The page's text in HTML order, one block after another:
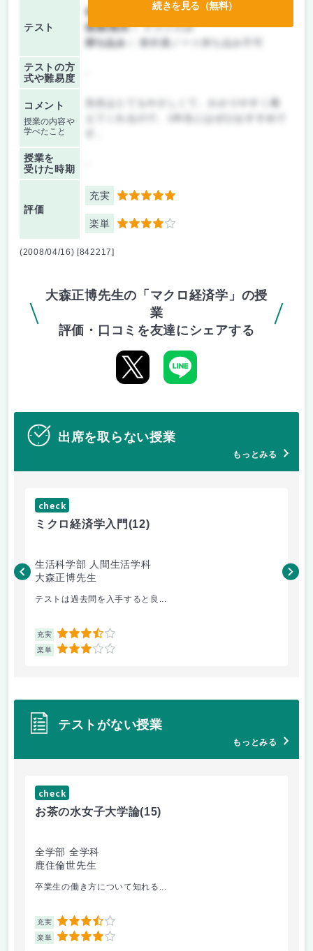
テスト
前期/中間：
レポートのみ
後期/期末：テストのみ
持ち込み：
教科書ノート持ち込み不可
テストの方
式や難易度
コメント
授業の内容や
学べたこと
授業を
受けた時期
評価
充実 5
楽単 4
続きを見る（無料）
(2008/04/16) [842217]
大森正博先生の「マクロ経済学」の授
業
評価・口コミを友達にシェアする
出席を取らない授業
もっとみる
check
ミクロ経済学入門(12)
生活科学部 人間生活学科
大森正博先生
テストは過去問を入手すると良...
充実 3.5
楽単 3
橿
テストがない授業
もっとみる
check
お茶の水女子大学論(15)
全学部 全学科
鹿住倫世先生
卒業生の働き方について知れる...
充実 3.5
楽単 4